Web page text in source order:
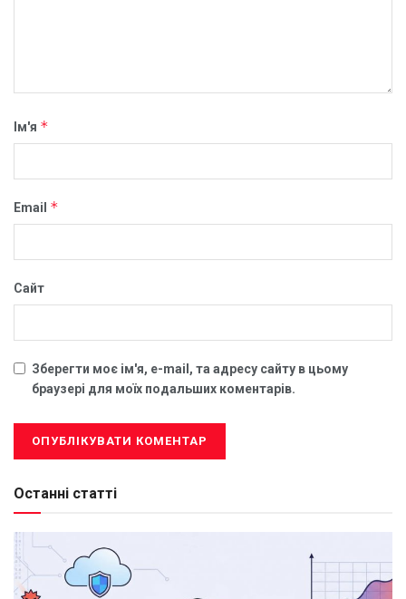
Ім'я *
Email *
Сайт
Зберегти моє ім'я, e-mail, та адресу сайту в цьому
браузері для моїх подальших коментарів.
Останні статті